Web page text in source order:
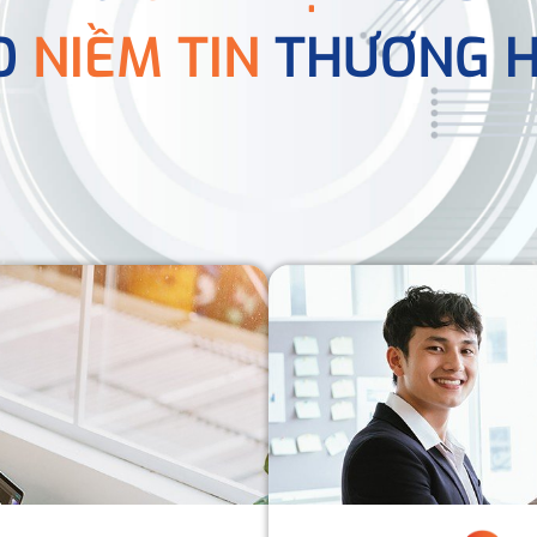
NIỀM TIN THƯƠNG